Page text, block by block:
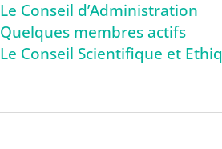
Le Conseil d’Administration
Quelques membres actifs
Le Conseil Scientifique et